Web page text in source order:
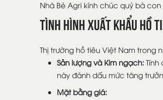
Nhà Bè Agri kính chúc quý bà
Tình Hình Xuất Khẩu Hồ
Thị trường hồ tiêu Việt Nam trong
Sản lượng và Kim ngạch:
này đánh dấu mức tăng
Mặt bằng giá: